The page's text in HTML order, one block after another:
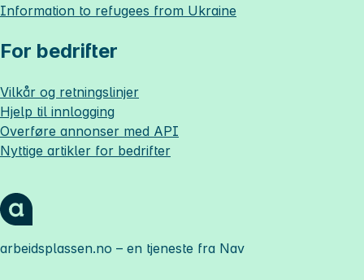
Information to refugees from Ukraine
For bedrifter
Vilkår og retningslinjer
Hjelp til innlogging
Overføre annonser med API
Nyttige artikler for bedrifter
arbeidsplassen.no – en tjeneste fra Nav